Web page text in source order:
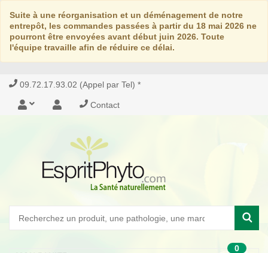
Suite à une réorganisation et un déménagement de notre
entrepôt, les commandes passées à partir du 18 mai 2026 ne
pourront être envoyées avant début juin 2026. Toute
l'équipe travaille afin de réduire ce délai.
09.72.17.93.02 (Appel par Tel) *
Contact
0